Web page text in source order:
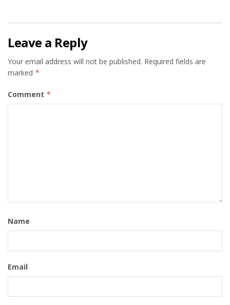
Leave a Reply
Your email address will not be published. Required fields are
marked *
Comment *
Name
Email